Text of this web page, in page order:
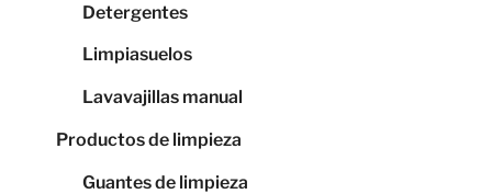
Detergentes
Limpiasuelos
Lavavajillas manual
Productos de limpieza
Guantes de limpieza